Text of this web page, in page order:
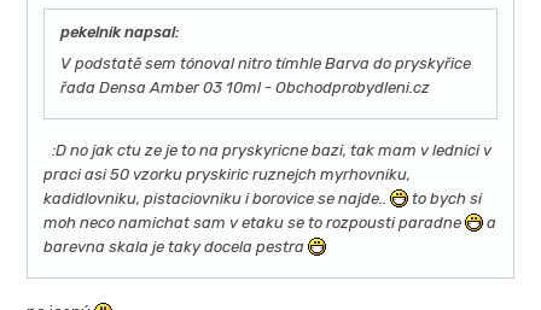
pekelnik napsal:
V podstatě sem tónoval nitro tímhle Barva do pryskyřice
řada Densa Amber 03 10ml - Obchodprobydleni.cz
:D no jak ctu ze je to na pryskyricne bazi, tak mam v lednici v
praci asi 50 vzorku pryskiric ruznejch myrhovniku,
kadidlovniku, pistaciovniku i borovice se najde..
to bych si
moh neco namichat sam v etaku se to rozpousti paradne
a
barevna skala je taky docela pestra